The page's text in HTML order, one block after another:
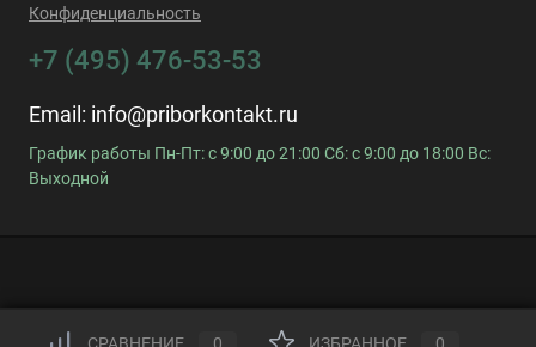
Конфиденциальность
+7 (495) 476-53-53
Email: info@priborkontakt.ru
График работы Пн-Пт: с 9:00 до 21:00 Сб: с 9:00 до 18:00 Вс:
Выходной
СРАВНЕНИЕ 0 ИЗБРАННОЕ 0